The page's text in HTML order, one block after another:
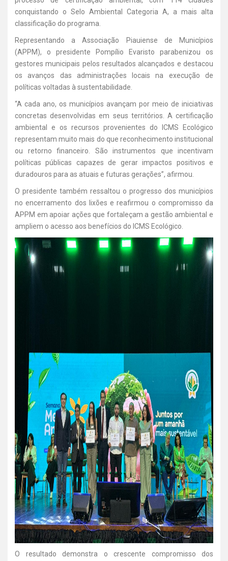
conquistando o Selo Ambiental Categoria A, a mais alta
classificação do programa.
Representando a Associação Piauiense de Municípios
(APPM), o presidente Pompílio Evaristo parabenizou os
gestores municipais pelos resultados alcançados e destacou
os avanços das administrações locais na execução de
políticas voltadas à sustentabilidade.
“A cada ano, os municípios avançam por meio de iniciativas
concretas desenvolvidas em seus territórios. A certificação
ambiental e os recursos provenientes do ICMS Ecológico
representam muito mais do que reconhecimento institucional
ou retorno financeiro. São instrumentos que incentivam
políticas públicas capazes de gerar impactos positivos e
duradouros para as atuais e futuras gerações”, afirmou.
O presidente também ressaltou o progresso dos municípios
no encerramento dos lixões e reafirmou o compromisso da
APPM em apoiar ações que fortaleçam a gestão ambiental e
ampliem o acesso aos benefícios do ICMS Ecológico.
O resultado demonstra o crescente compromisso dos